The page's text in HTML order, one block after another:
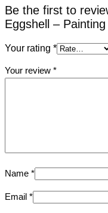
Be the first to
Eggshell –
Your rating *
Your review *
Name *
Email *